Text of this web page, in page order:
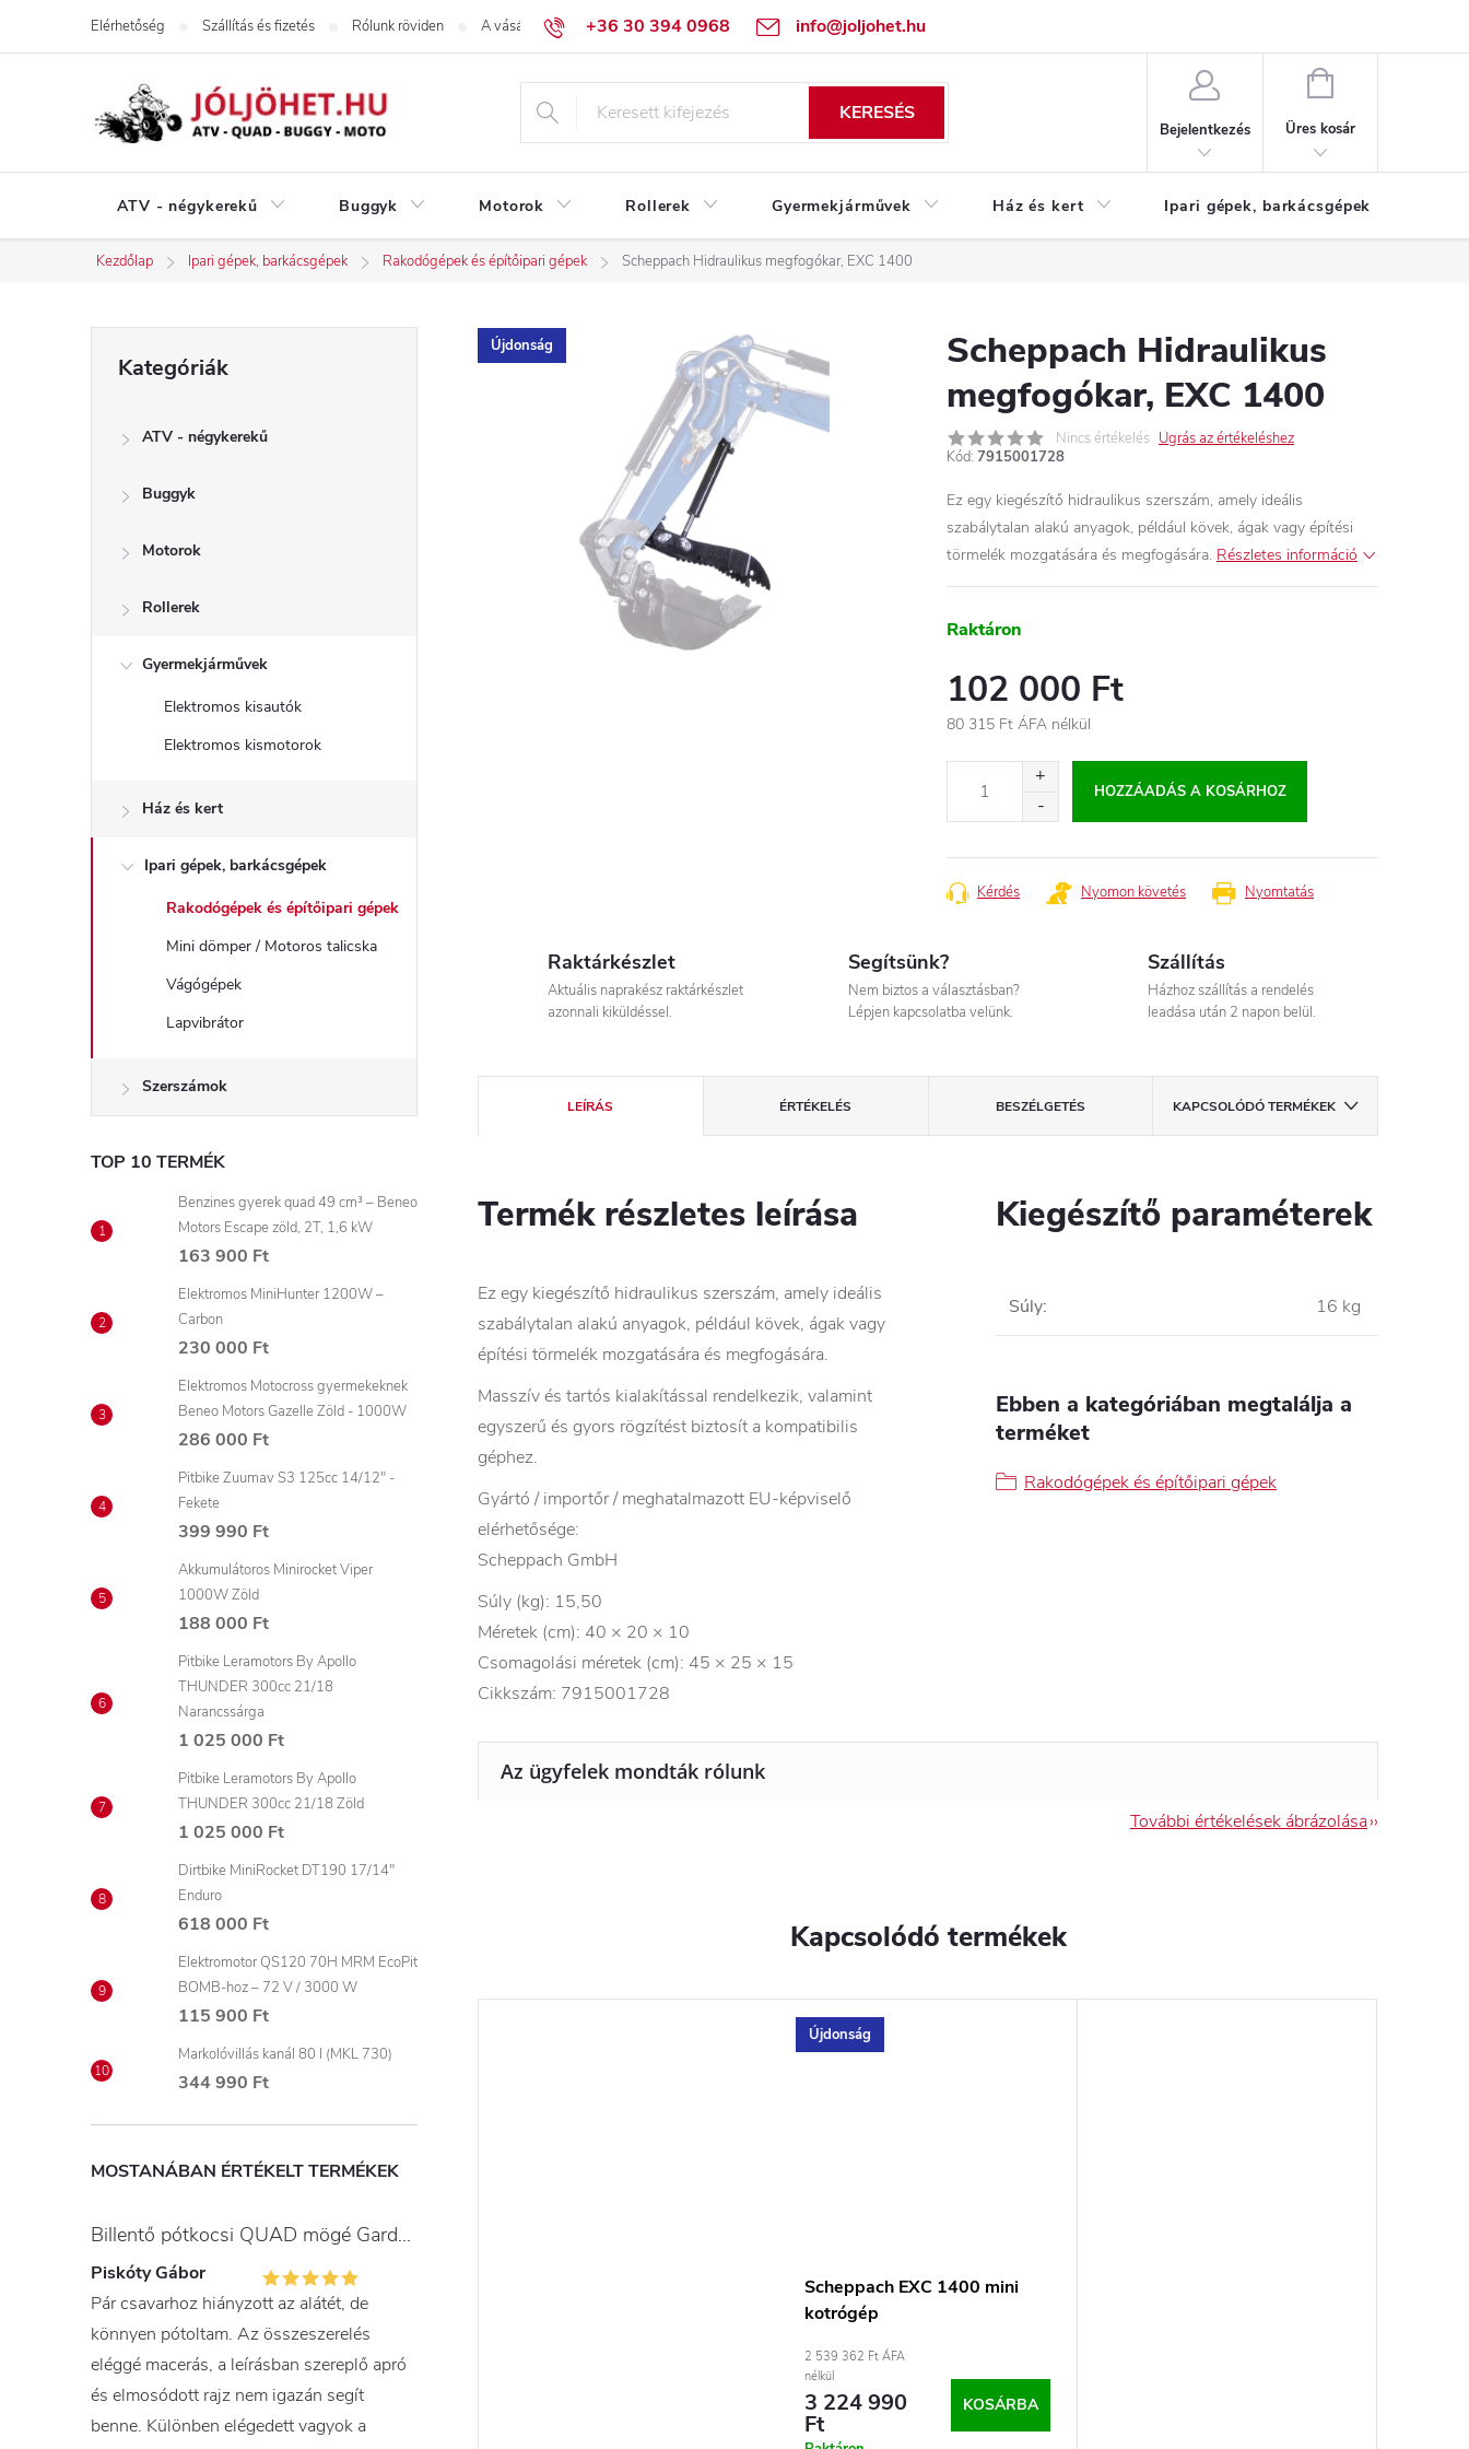
+36 30 394 0968 info@joljohet.hu
Elérhetőség Szállítás és fizetés Rólunk röviden A vásárlás lépései Üzleti feltételek (ÁSZF) Adatkezelési tájékoztató
KERESÉS
Bejelentkezés
KOSÁR
Üres kosár
ATV - négykerekű Buggyk Motorok Rollerek Gyermekjárművek Ház és kert Ipari gépek, barkácsgépek
Kezdőlap Ipari gépek, barkácsgépek Rakodógépek és építőipari gépek Scheppach Hidraulikus megfogókar, EXC 1400
O
n
átugrása
Kategóriák
ATV - négykerekű
Buggyk
Motorok
Rollerek
Gyermekjárművek
Elektromos kisautók
Elektromos kismotorok
Ház és kert
Ipari gépek, barkácsgépek
Rakodógépek és építőipari gépek
Mini dömper / Motoros talicska
Vágógépek
Lapvibrátor
Szerszámok
TOP 10 TERMÉK
Benzines gyerek quad 49 cm³ – Beneo
Motors Escape zöld, 2T, 1,6 kW
163 900 Ft
Elektromos MiniHunter 1200W –
Carbon
230 000 Ft
Elektromos Motocross gyermekeknek
Beneo Motors Gazelle Zöld - 1000W
286 000 Ft
Pitbike Zuumav S3 125cc 14/12" -
Fekete
399 990 Ft
Akkumulátoros Minirocket Viper
1000W Zöld
188 000 Ft
Pitbike Leramotors By Apollo
THUNDER 300cc 21/18
Narancssárga
1 025 000 Ft
Pitbike Leramotors By Apollo
THUNDER 300cc 21/18 Zöld
1 025 000 Ft
Dirtbike MiniRocket DT190 17/14"
Enduro
618 000 Ft
Elektromotor QS120 70H MRM EcoPit
BOMB-hoz – 72 V / 3000 W
115 900 Ft
Markolóvillás kanál 80 l (MKL 730)
344 990 Ft
MOSTANÁBAN ÉRTÉKELT TERMÉKEK
Billentő pótkocsi QUAD mögé Gardner
Piskóty Gábor
Pár csavarhoz hiányzott az alátét, de
könnyen pótoltam. Az összeszerelés
eléggé macerás, a leírásban szereplő apró
és elmosódott rajz nem igazán segít
benne. Különben elégedett vagyok a
Újdonság
Scheppach Hidraulikus
megfogókar, EXC 1400
Nincs értékelés Ugrás az értékeléshez
Kód: 7915001728
Ez egy kiegészítő hidraulikus szerszám, amely ideális
szabálytalan alakú anyagok, például kövek, ágak vagy építési
törmelék mozgatására és megfogására. Részletes információ
Raktáron
102 000 Ft
80 315 Ft ÁFA nélkül
HOZZÁADÁS A KOSÁRHOZ
Nyomtatás
Kérdés Nyomon követés
Raktárkészlet
Aktuális naprakész raktárkészlet
azonnali kiküldéssel.
Segítsünk?
Nem biztos a választásban?
Lépjen kapcsolatba velünk.
Szállítás
Házhoz szállítás a rendelés
leadása után 2 napon belül.
LEÍRÁS ÉRTÉKELÉS BESZÉLGETÉS KAPCSOLÓDÓ TERMÉKEK
Termék részletes leírása
Ez egy kiegészítő hidraulikus szerszám, amely ideális
szabálytalan alakú anyagok, például kövek, ágak vagy
építési törmelék mozgatására és megfogására.
Masszív és tartós kialakítással rendelkezik, valamint
egyszerű és gyors rögzítést biztosít a kompatibilis
géphez.
Gyártó / importőr / meghatalmazott EU-képviselő
elérhetősége:
Scheppach GmbH
Súly (kg): 15,50
Méretek (cm): 40 × 20 × 10
Csomagolási méretek (cm): 45 × 25 × 15
Cikkszám: 7915001728
Kiegészítő paraméterek
Súly: 16 kg
Ebben a kategóriában megtalálja a
terméket
Rakodógépek és építőipari gépek
További értékelések ábrázolása
Kapcsolódó termékek
Újdonság
Scheppach EXC 1400 mini
kotrógép
2 539 362 Ft ÁFA
nélkül
3 224 990
Ft
KOSÁRBA